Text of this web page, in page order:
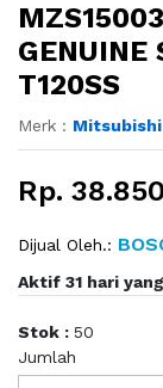
GENUINE
T120SS
Merk : Mitsubishi
Rp.
Dijual Oleh.:
Aktif 31 hari
Stok : 50
Jumlah